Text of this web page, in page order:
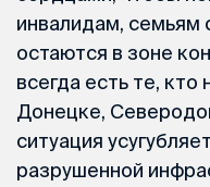
инвалидам, семьям
остаются в зоне
всегда есть те,
Донецке,
ситуация
разрушенной